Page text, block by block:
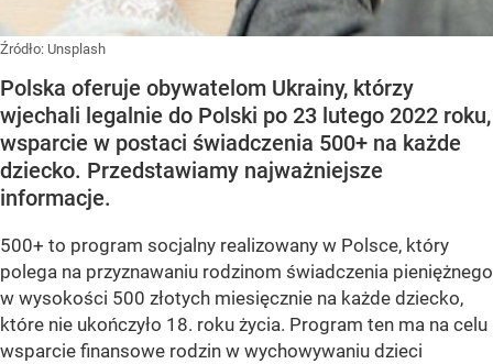
Źródło: Unsplash
Polska oferuje obywatelom Ukrainy, którzy
wjechali legalnie do Polski po 23 lutego 2022 roku,
wsparcie w postaci świadczenia 500+ na każde
dziecko. Przedstawiamy najważniejsze
informacje.
500+ to program socjalny realizowany w Polsce, który
polega na przyznawaniu rodzinom świadczenia pieniężnego
w wysokości 500 złotych miesięcznie na każde dziecko,
które nie ukończyło 18. roku życia. Program ten ma na celu
wsparcie finansowe rodzin w wychowywaniu dzieci